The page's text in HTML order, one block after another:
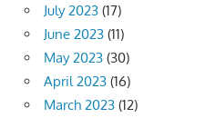
July 2023 (17)
June 2023 (11)
May 2023 (30)
April 2023 (16)
March 2023 (12)